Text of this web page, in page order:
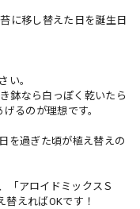
に移し替えた日を誕生日
い。
鉢なら白っぽく乾いたら
るのが理想です。
を過ぎた頃が植え替えの
「アロイドミックスＳ
えればOKです！